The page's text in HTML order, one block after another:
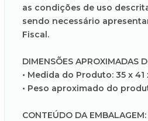
as condições de uso
sendo necessário
Fiscal.
DIMENSÕES APROXIMADAS
• Medida do Produto: 35 x 41
• Peso aproximado do
CONTEÚDO DA EMBALAGEM: